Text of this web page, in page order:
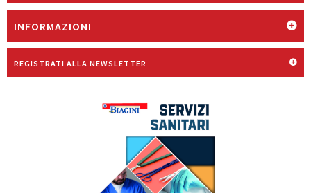
INFORMAZIONI
REGISTRATI ALLA NEWSLETTER